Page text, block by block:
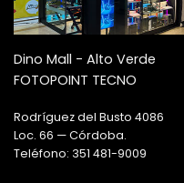
Dino Mall - Alto Verde
FOTOPOINT TECNO
Rodríguez del Busto 4086
Loc. 66 — Córdoba.
Teléfono: 351 481-9009